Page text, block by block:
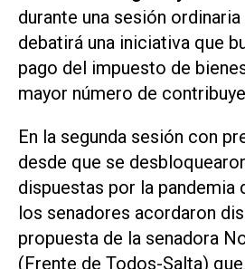
durante una sesión
debatirá una iniciativa que
pago del impuesto de
mayor número de
En la segunda sesión con
desde que se
dispuestas por la pandemia
los senadores acordaron
propuesta de la senadora
(Frente de Todos-Salta)